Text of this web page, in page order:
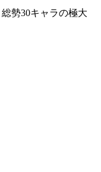
勢30キャラの極大